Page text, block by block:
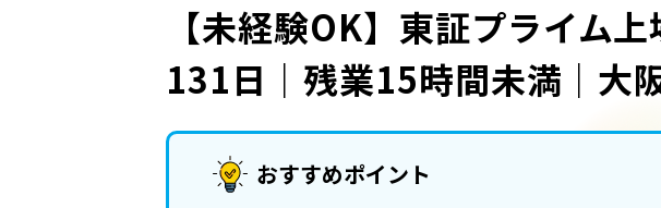
【未経験OK】東証プライム
131日｜残業15時間未満｜大
おすすめポイント